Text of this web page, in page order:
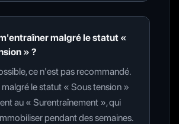
malgré le statut «
» ?
ce n'est pas recommandé.
le statut « Sous tension »
au « Surentraînement », qui
pendant des semaines.